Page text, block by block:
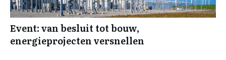
Event: van besluit tot bouw,
energieprojecten versnellen